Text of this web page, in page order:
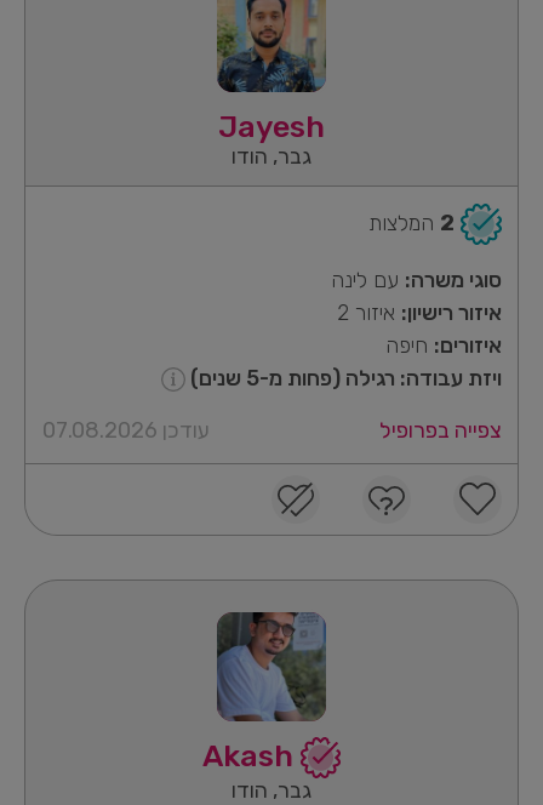
Jayesh
גבר, הודו
2 המלצות
סוגי משרה: עם לינה
איזור רישיון: איזור 2
איזורים: חיפה
ויזת עבודה: רגילה (פחות מ-5 שנים)
צפייה בפרופיל
עודכן 07.08.2026
גבר, הודו